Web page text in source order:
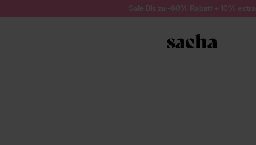
Sale Bis zu -60% Rabatt + 10% extra